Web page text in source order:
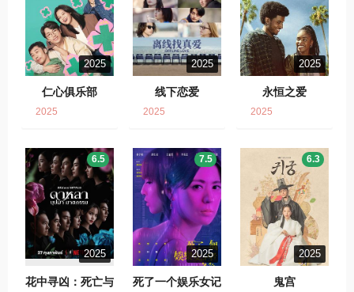
2025
仁心俱乐部
2025
2025
线下恋爱
2025
2025
永恒之爱
2025
2025
花中寻凶：死亡与
6.5
2025
死了一个娱乐女记
7.5
2025
鬼宫
6.3